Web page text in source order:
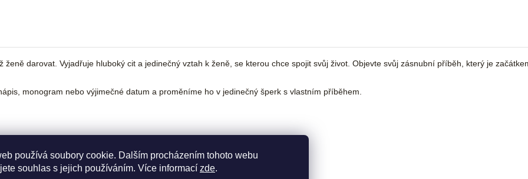
používá soubory cookie. Dalším procházením tohoto webu
souhlas s jejich používáním. Více informací zde.
darovat. Vyjadřuje hluboký cit a jedinečný vztah k ženě, se kterou chce spojit svůj život. Objevte svůj zásnubní příběh, který je
monogram nebo výjimečné datum a proměníme ho v jedinečný šperk s vlastním příběhem.